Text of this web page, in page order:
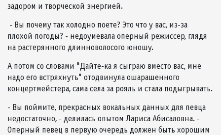
задором и творческой энергией.
- Вы почему так холодно поете? Это что у вас, из-за
плохой погоды? - недоумевала оперный режиссер, глядя
на растерянного длинноволосого юношу.
А потом со словами "Дайте-ка я сыграю вместо вас, мне
надо его встряхнуть" отодвинула ошарашенного
концертмейстера, сама села за рояль и стала подыгрывать.
- Вы поймите, прекрасных вокальных данных для певца
недостаточно, - делилась опытом Лариса Абисаловна. -
Оперный певец в первую очередь должен быть хорошим